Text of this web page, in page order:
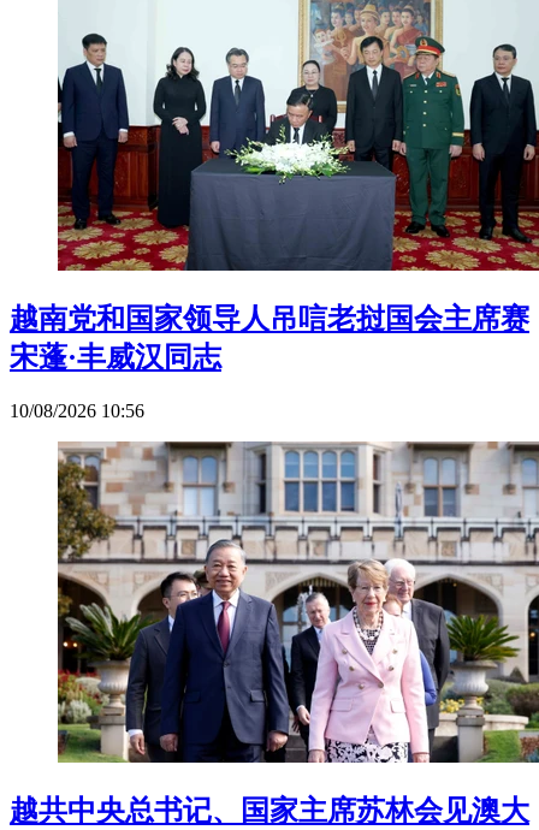
越南党和国家领导人吊唁老挝国会主席赛
宋蓬·丰威汉同志
10/08/2026 10:56
越共中央总书记、国家主席苏林会见澳大